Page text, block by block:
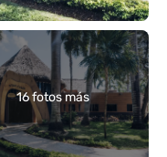
16 fotos más